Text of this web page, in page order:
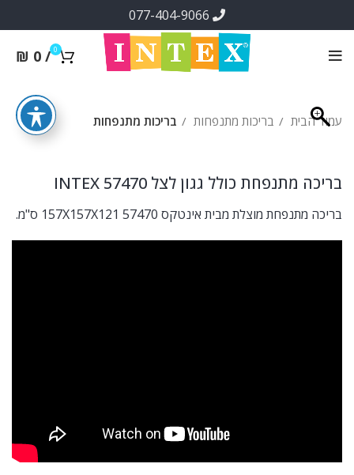
0
/
₪ 0
עמוד הבית בריכות מתנפחות בריכות מתנפחות
בריכה מתנפחת כולל גגון לצל INTEX 57470
בריכה מתנפחת מוצלת מבית אינטקס 57470 157X157X121 ס"מ.